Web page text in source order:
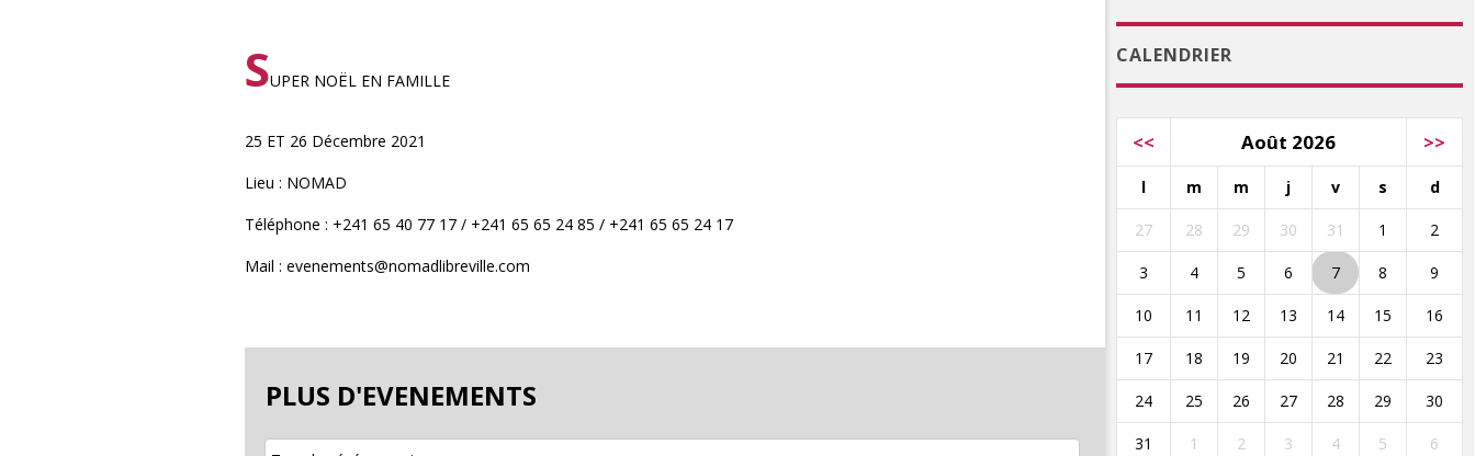
SUPER NOËL EN FAMILLE
25 ET 26 Décembre 2021
Lieu : NOMAD
Téléphone : +241 65 40 77 17 / +241 65 65 24 85 / +241 65 65 24 17
Mail : evenements@nomadlibreville.com
PLUS D'EVENEMENTS
CALENDRIER
<< Août 2026 >>
l m m j v s d
27 28 29 30 31 1 2
3 4 5 6 7 8 9
10 11 12 13 14 15 16
17 18 19 20 21 22 23
24 25 26 27 28 29 30
31 1 2 3 4 5 6